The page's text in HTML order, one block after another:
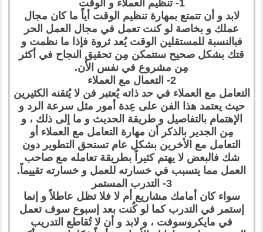
1- تنظيم العملاء و الوقت
لابد و أن تتمتع بمهارة تنظيم الوقت أياً ما كان مجال
عملك و بخاصة لو كنت تعمل في مجال العمل الحر
فبالنسبة للمستقلين الوقت يُعد ثروة فإذا ما نظمت و
قتك بشكل صحيح ستتمكن مِن تحقيق النجاح في أكثر
مِن مشروع في نفس الأن.
2- التعمال مع العملاء
التعامل مع العملاء في حد ذاته يُعتبر فن لا يُتقنه الكثيرين
حيث يعتمد هذا الفن على عِدة أمور مثل سرعة الرد و
الإهتمام بالتفاصيل و طريقة الحديث و ما إلى ذلك ، و
مِن الجدير بالذكر أن مهارة التعامل مع العملاء أو
التعامل مع الأخرين بشكل عام تستحق التطوير دون
شك فالبعض لا يهتم كثيراً بطريقة تعامله مع صاحب
العمل مما يتسبب في خسارته للعمل و خسارته تقييماً.
3- التدرب المستمر
سواء كان أمامك مشاريع أم لا فلا تظل عاطلاً و إنما
إستمر في التدرب كما لو كُنت بعد إسبوع سوف تعمل
في مايكروسوفت ، و لابد و أن لا تُقاطع التدريب